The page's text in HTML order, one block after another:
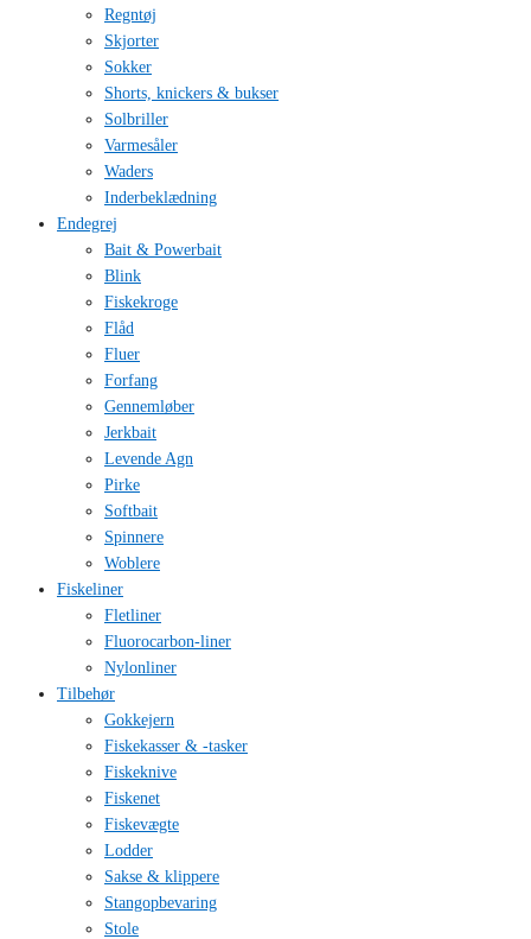
Regntøj
Skjorter
Sokker
Shorts, knickers & bukser
Solbriller
Varmesåler
Waders
Inderbeklædning
Endegrej
Bait & Powerbait
Blink
Fiskekroge
Flåd
Fluer
Forfang
Gennemløber
Jerkbait
Levende Agn
Pirke
Softbait
Spinnere
Woblere
Fiskeliner
Fletliner
Fluorocarbon-liner
Nylonliner
Tilbehør
Gokkejern
Fiskekasser & -tasker
Fiskeknive
Fiskenet
Fiskevægte
Lodder
Sakse & klippere
Stangopbevaring
Stole